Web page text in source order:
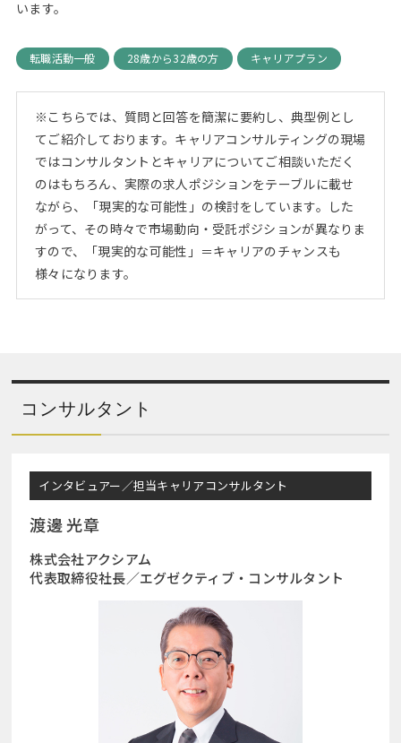
います。
転職活動一般 28歳から32歳の方 キャリアプラン
※こちらでは、質問と回答を簡潔に要約し、典型例とし
てご紹介しております。キャリアコンサルティングの現場
ではコンサルタントとキャリアについてご相談いただく
のはもちろん、実際の求人ポジションをテーブルに載せ
ながら、「現実的な可能性」の検討をしています。した
がって、その時々で市場動向・受託ポジションが異なりま
すので、「現実的な可能性」＝キャリアのチャンスも
様々になります。
コンサルタント
インタビュアー／担当キャリアコンサルタント
渡邊 光章
株式会社アクシアム
代表取締役社長／エグゼクティブ・コンサルタント